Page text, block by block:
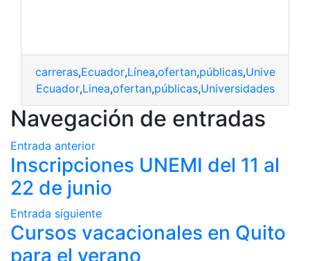
carreras,Ecuador,Línea,ofertan,públicas,
Ecuador,Linea,ofertan,públicas,Universidades
Navegación de entradas
Entrada anterior
Inscripciones UNEMI del 11 al
22 de junio
Entrada siguiente
Cursos vacacionales en Quito
para el verano